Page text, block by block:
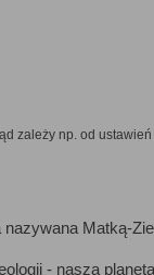
zależy np. od
nazywana Matką-
- nasza